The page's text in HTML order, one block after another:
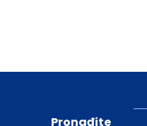
Pronađite